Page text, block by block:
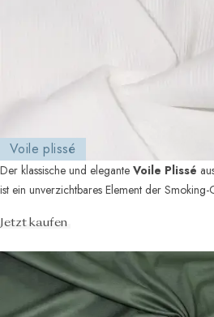
Voile plissé
Der klassische und elegante Voile Plissé
ist ein unverzichtbares Element der
Jetzt kaufen